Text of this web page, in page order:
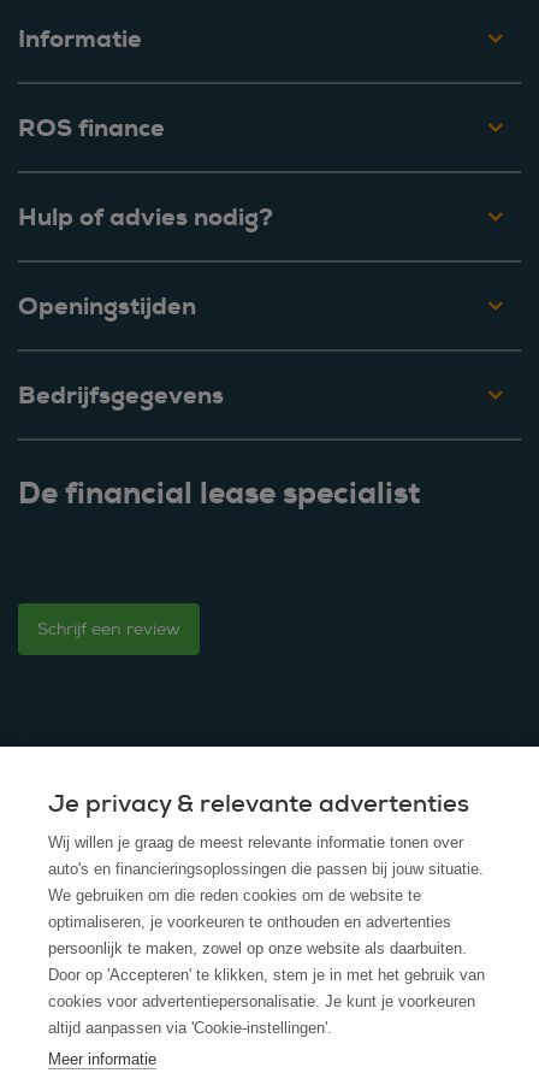
Informatie
ROS finance
Hulp of advies nodig?
Openingstijden
Bedrijfsgegevens
De financial lease specialist
Schrijf een review
© 2025 - ROS Krediet Service
Algemene Voorwaarden
Disclaimer
Privacy Policy
Cookies
Cookie policy
Je privacy & relevante advertenties
Wij willen je graag de meest relevante informatie tonen over
auto's en financieringsoplossingen die passen bij jouw situatie.
We gebruiken om die reden cookies om de website te
optimaliseren, je voorkeuren te onthouden en advertenties
persoonlijk te maken, zowel op onze website als daarbuiten.
Door op 'Accepteren' te klikken, stem je in met het gebruik van
cookies voor advertentiepersonalisatie. Je kunt je voorkeuren
altijd aanpassen via 'Cookie-instellingen'.
Meer informatie